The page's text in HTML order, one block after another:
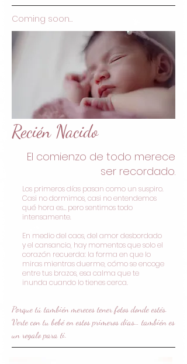
Coming soon…
Recién Nacido
El comienzo de todo merece
ser recordado.
Los primeros días pasan como un suspiro.
Casi no dormimos, casi no entendemos
qué hora es… pero sentimos todo
intensamente.
En medio del caos, del amor desbordado
y el cansancio, hay momentos que solo el
corazón recuerda: la forma en que lo
miras mientras duerme, cómo se encoge
entre tus brazos, esa calma que te
inunda cuando lo tienes cerca.
Porque tú también mereces tener fotos donde estés.
Verte con tu bebé en estos primeros días… también es
un regalo para ti.